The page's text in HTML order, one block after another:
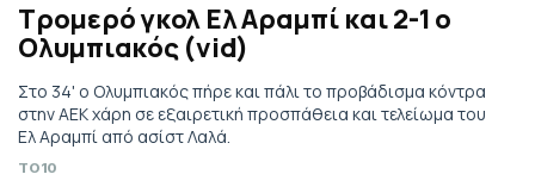
Τρομερό γκολ Ελ Αραμπί και 2-1 ο
Ολυμπιακός (vid)
Στο 34' ο Ολυμπιακός πήρε και πάλι το προβάδισμα κόντρα
στην ΑΕΚ χάρη σε εξαιρετική προσπάθεια και τελείωμα του
Ελ Αραμπί από ασίστ Λαλά.
TO10